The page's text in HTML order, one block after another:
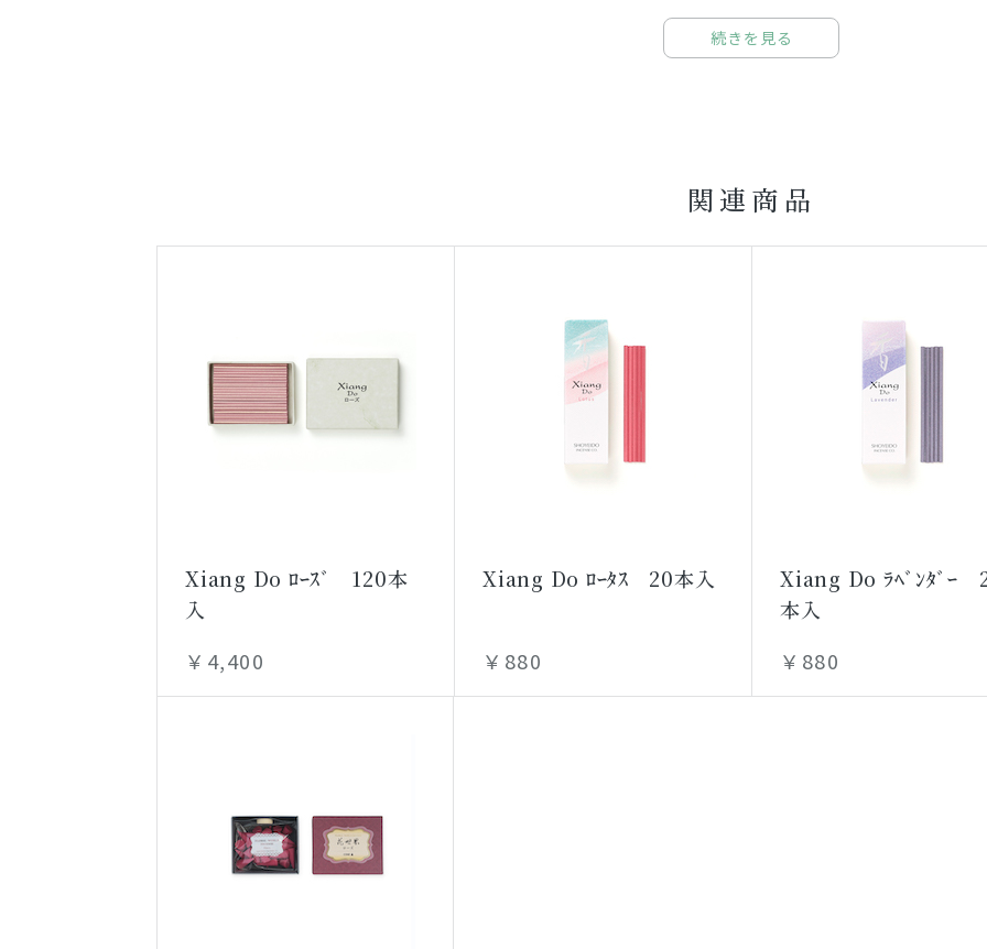
続きを見る
関連商品
Xiang Do ﾛｰｽﾞ 120本
入
￥4,400
Xiang Do ﾛｰﾀｽ 20本入
￥880
Xiang Do ﾗﾍﾞﾝﾀﾞｰ
本入
￥880